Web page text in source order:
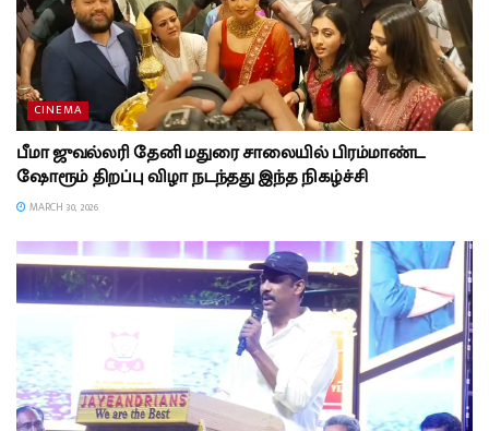
CINEMA
பீமா ஜுவல்லரி தேனி மதுரை சாலையில் பிரம்மாண்ட
ஷோரூம் திறப்பு விழா நடந்தது இந்த நிகழ்ச்சி
MARCH 30, 2026